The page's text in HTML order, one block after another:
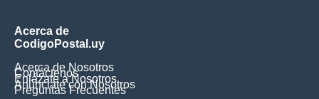
Acerca de
CodigoPostal.uy
Acerca de Nosotros
Contáctenos
Enlázate a Nosotros
Anúnciate con Nosotros
Preguntas Frecuentes